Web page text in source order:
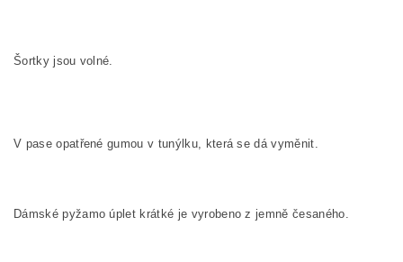
Šortky jsou volné.
V pase opatřené gumou v tunýlku, která se dá vyměnit.
Dámské pyžamo úplet krátké je vyrobeno z jemně česaného.